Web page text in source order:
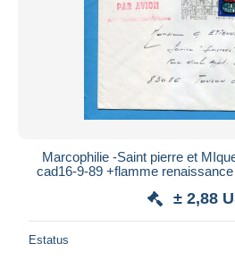
Marcophilie -Saint pierre et
cad16-9-89 +flamme
± 2,88
Estatus